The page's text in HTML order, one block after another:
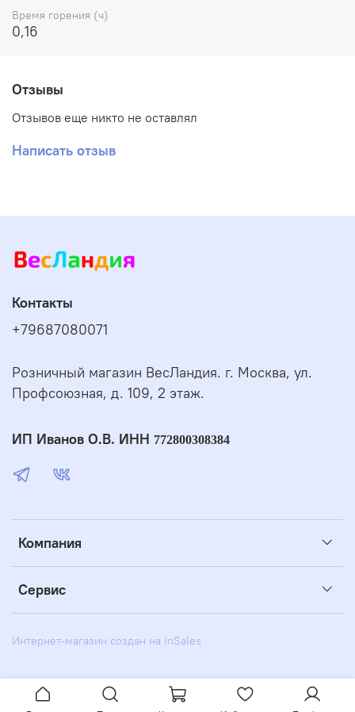
Время горения (ч)
0,16
Отзывы
Отзывов еще никто не оставлял
Написать отзыв
Компания
Сервис
Контакты
+79687080071
Розничный магазин ВесЛандия. г. Москва, ул.
Профсоюзная, д. 109, 2 этаж.
ИП Иванов О.В. ИНН 772800308384
Интернет-магазин создан на inSales